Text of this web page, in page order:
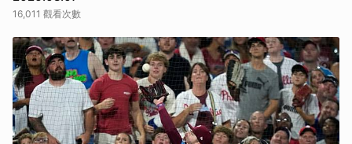
16,011 觀看次數